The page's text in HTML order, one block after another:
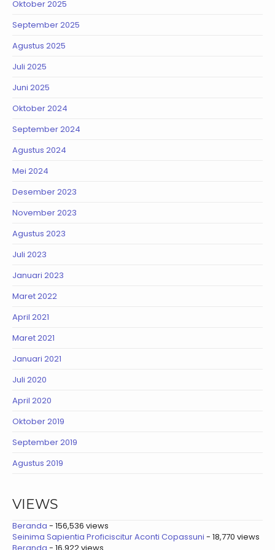
Oktober 2025
September 2025
Agustus 2025
Juli 2025
Juni 2025
Oktober 2024
September 2024
Agustus 2024
Mei 2024
Desember 2023
November 2023
Agustus 2023
Juli 2023
Januari 2023
Maret 2022
April 2021
Maret 2021
Januari 2021
Juli 2020
April 2020
Oktober 2019
September 2019
Agustus 2019
VIEWS
Beranda - 156,536 views
Seinima Sapientia Proficiscitur Aconti Copassuni - 18,770 views